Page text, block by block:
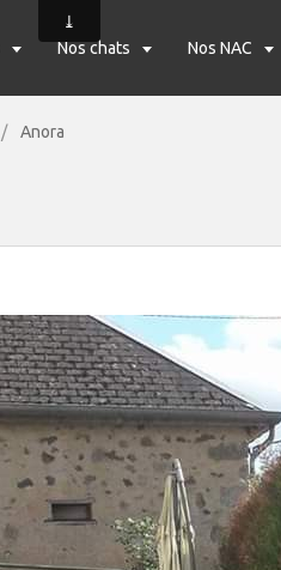
Nos chats Nos NAC
Anora